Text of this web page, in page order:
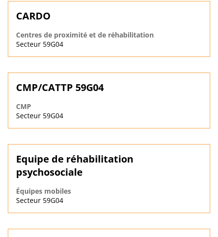
CARDO
Centres de proximité et de réhabilitation
Secteur 59G04
CMP/CATTP 59G04
CMP
Secteur 59G04
Equipe de réhabilitation
psychosociale
Équipes mobiles
Secteur 59G04